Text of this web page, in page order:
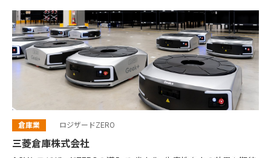
倉庫業 ロジザードZERO
三菱倉庫株式会社